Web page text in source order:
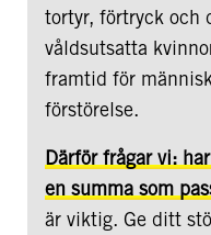
tortyr, förtryck och
våldsutsatta
framtid för
förstörelse.
Därför frågar vi:
en summa som
är viktig. Ge ditt